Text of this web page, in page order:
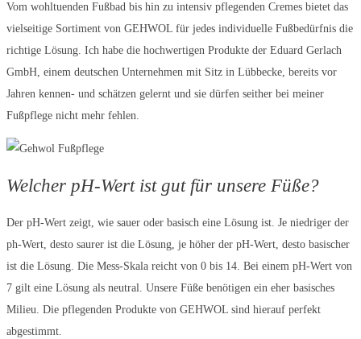
Vom wohltuenden Fußbad bis hin zu intensiv pflegenden Cremes bietet das
vielseitige Sortiment von GEHWOL für jedes individuelle Fußbedürfnis die
richtige Lösung. Ich habe die hochwertigen Produkte der Eduard Gerlach
GmbH, einem deutschen Unternehmen mit Sitz in Lübbecke, bereits vor
Jahren kennen- und schätzen gelernt und sie dürfen seither bei meiner
Fußpflege nicht mehr fehlen.
Welcher pH-Wert ist gut für unsere Füße?
Der pH-Wert zeigt, wie sauer oder basisch eine Lösung ist. Je niedriger der
ph-Wert, desto saurer ist die Lösung, je höher der pH-Wert, desto basischer
ist die Lösung. Die Mess-Skala reicht von 0 bis 14. Bei einem pH-Wert von
7 gilt eine Lösung als neutral. Unsere Füße benötigen ein eher basisches
Milieu. Die pflegenden Produkte von GEHWOL sind hierauf perfekt
abgestimmt.